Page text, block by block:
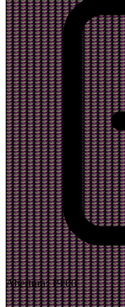
Abertura:19:00